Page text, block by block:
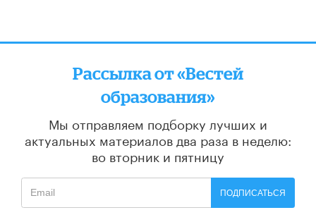
Рассылка от «Вестей
образования»
Мы отправляем подборку лучших и
актуальных материалов два раза в неделю:
во вторник и пятницу
ПОДПИСАТЬСЯ